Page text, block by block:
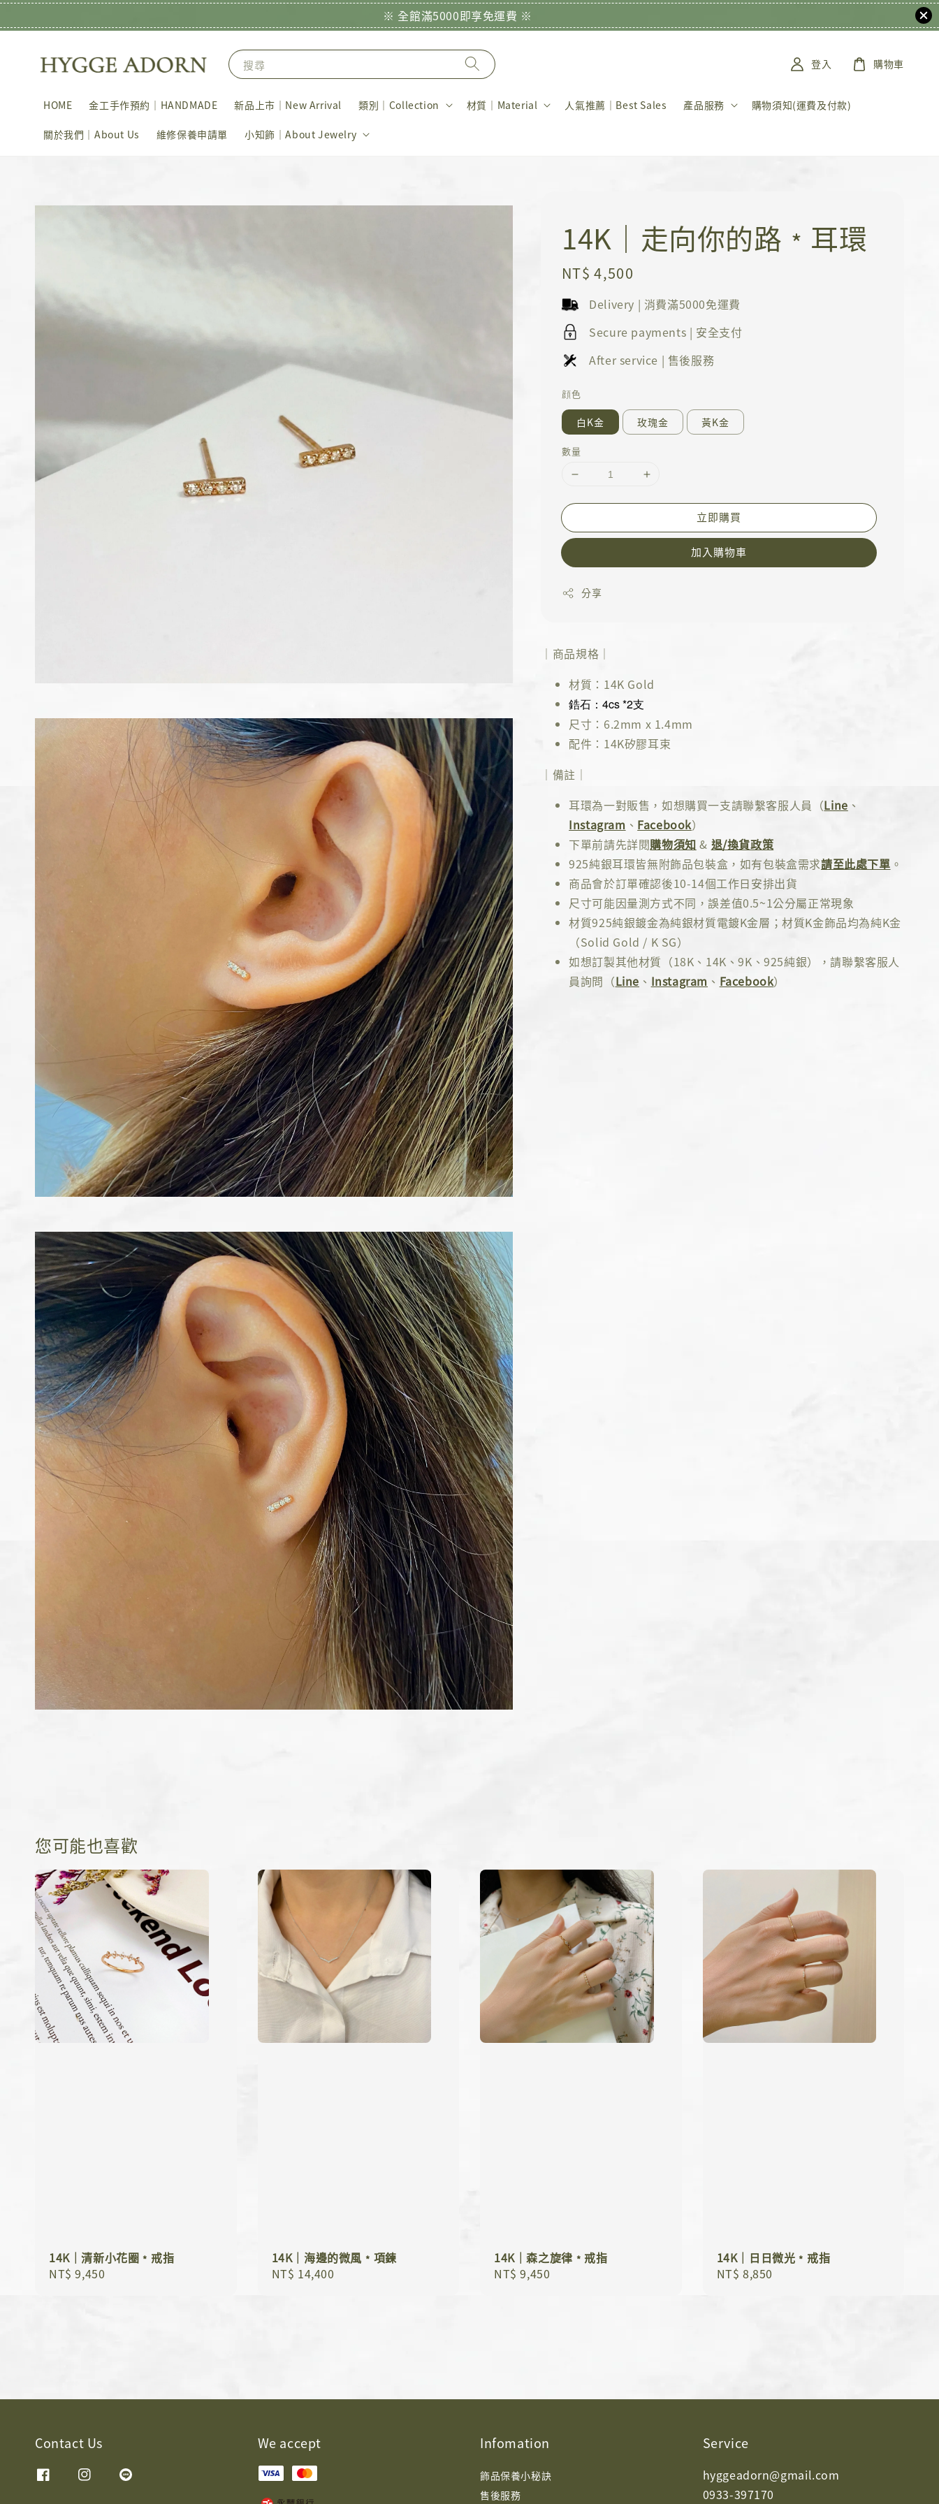
※ 全館滿5000即享免運費 ※
搜尋
HOME 金工手作預約｜HANDMADE 新品上市｜New Arrival 類別｜Collection 材質｜Material 人氣推薦｜Best Sales 產品服務 購物須知(運費及付款)
關於我們｜About Us 維修保養申請單 小知飾｜About Jewelry
登入 購物車
14K｜走向你的路﹡耳環
Regular
price
NT$ 4,500
Delivery | 消費滿5000免運費
Secure payments | 安全支付
After service | 售後服務
顔色
白K金 玫瑰金 黃K金
數量
立即購買
加入購物車
分享
｜商品規格｜
材質：14K Gold
鋯石：4cs *2支
尺寸：6.2mm x 1.4mm
配件：14K矽膠耳束
｜備註｜
耳環為一對販售，如想購買一支請聯繫客服人員（Line 、
Instagram 、 Facebook）
下單前請先詳閱購物須知 & 退/換貨政策
925純銀耳環皆無附飾品包裝盒，如有包裝盒需求請至此處下單 。
商品會於訂單確認後10-14個工作日安排出貨
尺寸可能因量測方式不同，誤差值0.5~1公分屬正常現象
材質925純銀鍍金為純銀材質電鍍K金層；材質K金飾品均為純K金
（Solid Gold / K SG）
如想訂製其他材質（18K、14K、9K、925純銀），請聯繫客服人
員詢問（Line 、 Instagram 、 Facebook）
您可能也喜歡
14K｜清新小花圈﹡戒指
Regular
NT$ 9,450
14K｜海邊的微風﹡項鍊
Regular
NT$ 14,400
14K｜森之旋律﹡戒指
Regular
NT$ 9,450
14K｜日日微光﹡戒指
Regular
NT$ 8,850
Contact Us We accept Infomation
飾品保養小秘訣
售後服務
Service
hyggeadorn@gmail.com
0933-397170